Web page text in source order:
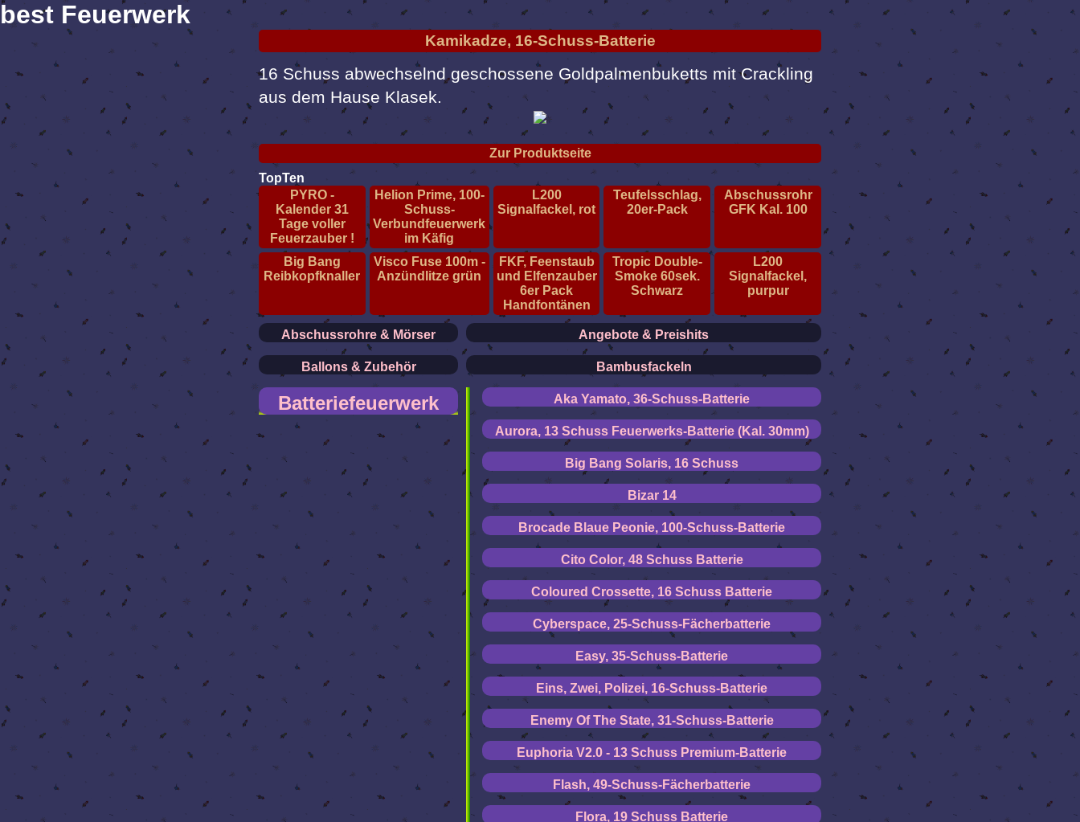
best Feuerwerk
Kamikadze, 16-Schuss-Batterie
16 Schuss abwechselnd geschossene Goldpalmenbuketts mit Crackling
aus dem Hause Klasek.
Zur Produktseite
TopTen
PYRO -
Kalender 31
Tage voller
Feuerzauber !
Helion Prime, 100-
Schuss-
Verbundfeuerwerk
im Käfig
L200
Signalfackel, rot
Teufelsschlag,
20er-Pack
Abschussrohr
GFK Kal. 100
Big Bang
Reibkopfknaller
Visco Fuse 100m -
Anzündlitze grün
FKF, Feenstaub
und Elfenzauber
6er Pack
Handfontänen
Tropic Double-
Smoke 60sek.
Schwarz
L200
Signalfackel,
purpur
Abschussrohre & Mörser Angebote & Preishits
Ballons & Zubehör Bambusfackeln
Batteriefeuerwerk Aka Yamato, 36-Schuss-Batterie
Aurora, 13 Schuss Feuerwerks-Batterie (Kal. 30mm)
Big Bang Solaris, 16 Schuss
Bizar 14
Brocade Blaue Peonie, 100-Schuss-Batterie
Cito Color, 48 Schuss Batterie
Coloured Crossette, 16 Schuss Batterie
Cyberspace, 25-Schuss-Fächerbatterie
Easy, 35-Schuss-Batterie
Eins, Zwei, Polizei, 16-Schuss-Batterie
Enemy Of The State, 31-Schuss-Batterie
Euphoria V2.0 - 13 Schuss Premium-Batterie
Flash, 49-Schuss-Fächerbatterie
Flora, 19 Schuss Batterie